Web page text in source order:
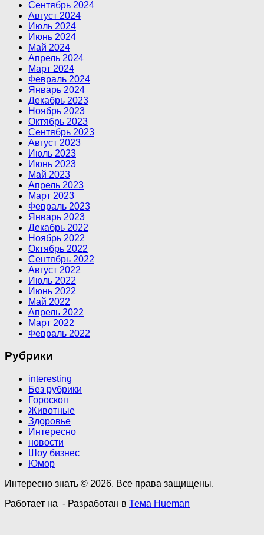
Сентябрь 2024
Август 2024
Июль 2024
Июнь 2024
Май 2024
Апрель 2024
Март 2024
Февраль 2024
Январь 2024
Декабрь 2023
Ноябрь 2023
Октябрь 2023
Сентябрь 2023
Август 2023
Июль 2023
Июнь 2023
Май 2023
Апрель 2023
Март 2023
Февраль 2023
Январь 2023
Декабрь 2022
Ноябрь 2022
Октябрь 2022
Сентябрь 2022
Август 2022
Июль 2022
Июнь 2022
Май 2022
Апрель 2022
Март 2022
Февраль 2022
Рубрики
interesting
Без рубрики
Гороскоп
Животные
Здоровье
Интересно
новости
Шоу бизнес
Юмор
Интересно знать © 2026. Все права защищены.
Работает на - Разработан в Тема Hueman